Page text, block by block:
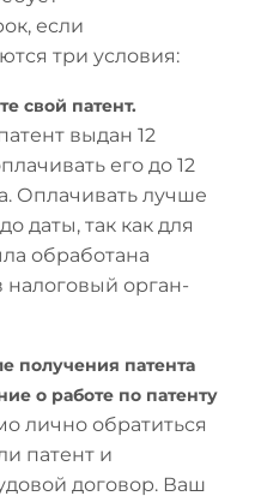
если
три условия:
свой патент.
выдан 12
его до 12
Оплачивать лучше
даты, так как для
обработана
налоговый орган-
получения патента
о работе по патенту
лично обратиться
патент и
договор. Ваш